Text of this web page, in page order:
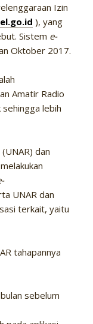
Izin
), yang
Sistem e-
Oktober 2017.
Amatir Radio
lebih
dan
UNAR dan
terkait, yaitu
tahapannya
sebelum